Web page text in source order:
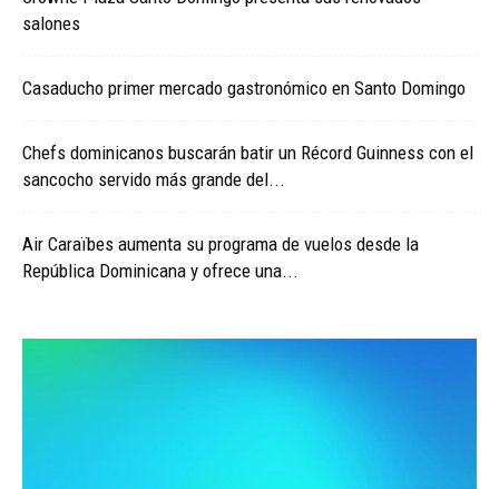
salones
Casaducho primer mercado gastronómico en Santo Domingo
Chefs dominicanos buscarán batir un Récord Guinness con el
sancocho servido más grande del...
Air Caraïbes aumenta su programa de vuelos desde la
República Dominicana y ofrece una...